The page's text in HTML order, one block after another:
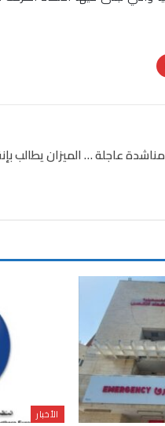
مناشدة عاجلة … الميزان يطالب
الأخبار